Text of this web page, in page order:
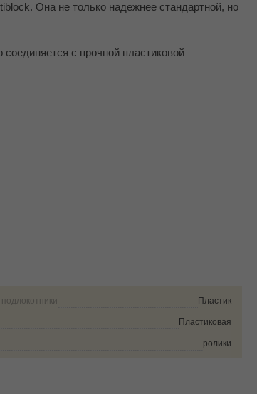
Она не только надежнее стандартной, но
с прочной пластиковой
Пластик
Пластиковая
ролики